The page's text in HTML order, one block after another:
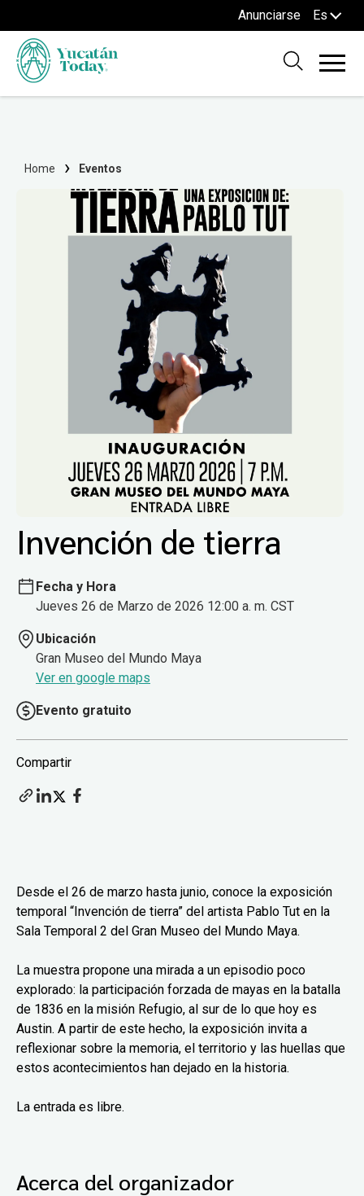
Anunciarse Es
Home Eventos
Invención de tierra
Fecha y Hora
Jueves 26 de Marzo de 2026 12:00 a. m. CST
Ubicación
Gran Museo del Mundo Maya
Ver en google maps
Evento gratuito
Compartir
Desde el 26 de marzo hasta junio, conoce la exposición
temporal “Invención de tierra” del artista Pablo Tut en la
Sala Temporal 2 del Gran Museo del Mundo Maya.
La muestra propone una mirada a un episodio poco
explorado: la participación forzada de mayas en la batalla
de 1836 en la misión Refugio, al sur de lo que hoy es
Austin. A partir de este hecho, la exposición invita a
reflexionar sobre la memoria, el territorio y las huellas que
estos acontecimientos han dejado en la historia.
La entrada es libre.
Acerca del organizador